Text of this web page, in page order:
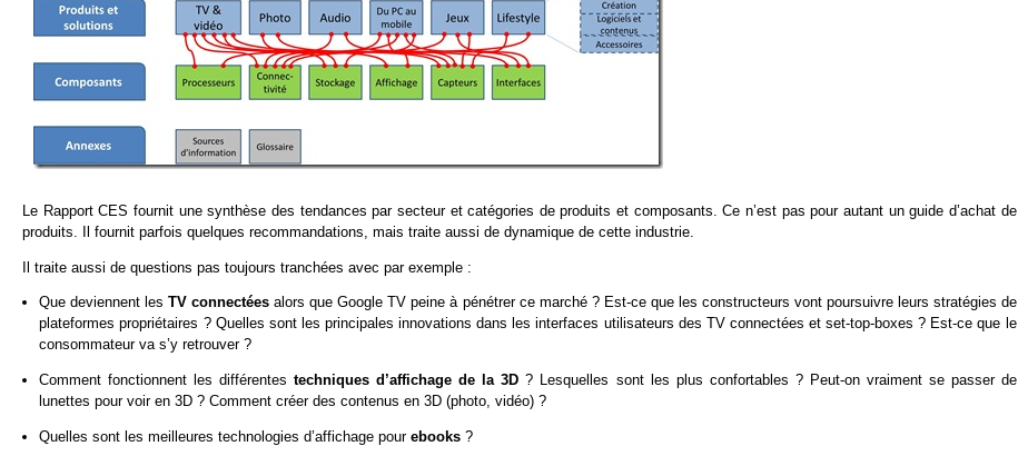
Le Rapport CES fournit une synthèse des tendances par secteur et catégories de produits et composants. Ce n’est pas pour autant un guide d’achat de
produits. Il fournit parfois quelques recommandations, mais traite aussi de dynamique de cette industrie.
Il traite aussi de questions pas toujours tranchées avec par exemple :
Que deviennent lesTV connectéesalors que Google TV peine à pénétrer ce marché ? Est-ce que les constructeurs vont poursuivre leurs stratégies de
plateformes propriétaires ? Quelles sont les principales innovations dans les interfaces utilisateurs des TV connectées et set-top-boxes ? Est-ce que le
consommateur va s’y retrouver ?
Comment fonctionnent les différentestechniques d’affichage de la 3D? Lesquelles sont les plus confortables ? Peut-on vraiment se passer de
lunettes pour voir en 3D ? Comment créer des contenus en 3D (photo, vidéo) ?
Quelles sont les meilleures technologies d’affichage pourebooks?